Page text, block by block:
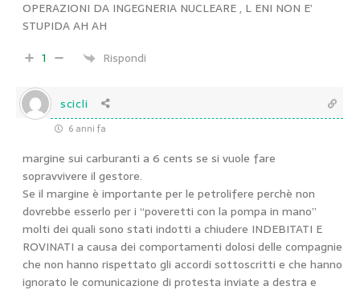
OPERAZIONI DA INGEGNERIA NUCLEARE , L ENI NON E’
STUPIDA AH AH
1
Rispondi
scicli
6 anni fa
margine sui carburanti a 6 cents se si vuole fare
sopravvivere il gestore.
Se il margine è importante per le petrolifere perchè non
dovrebbe esserlo per i “poveretti con la pompa in mano”
molti dei quali sono stati indotti a chiudere INDEBITATI E
ROVINATI a causa dei comportamenti dolosi delle compagnie
che non hanno rispettato gli accordi sottoscritti e che hanno
ignorato le comunicazione di protesta inviate a destra e